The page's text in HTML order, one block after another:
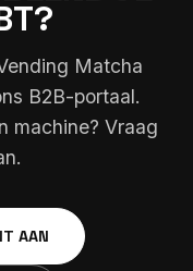
Matcha
B2B-portaal.
machine? Vraag
AAN